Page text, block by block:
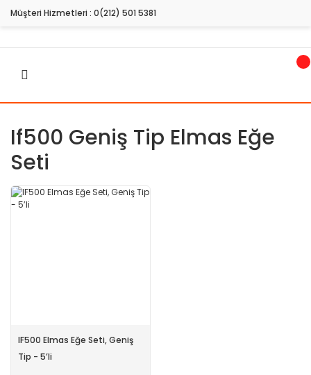
Müşteri Hizmetleri : 0(212) 501 5381
If500 Geniş Tip Elmas Eğe
Seti
IF500 Elmas Eğe Seti, Geniş
Tip - 5’li